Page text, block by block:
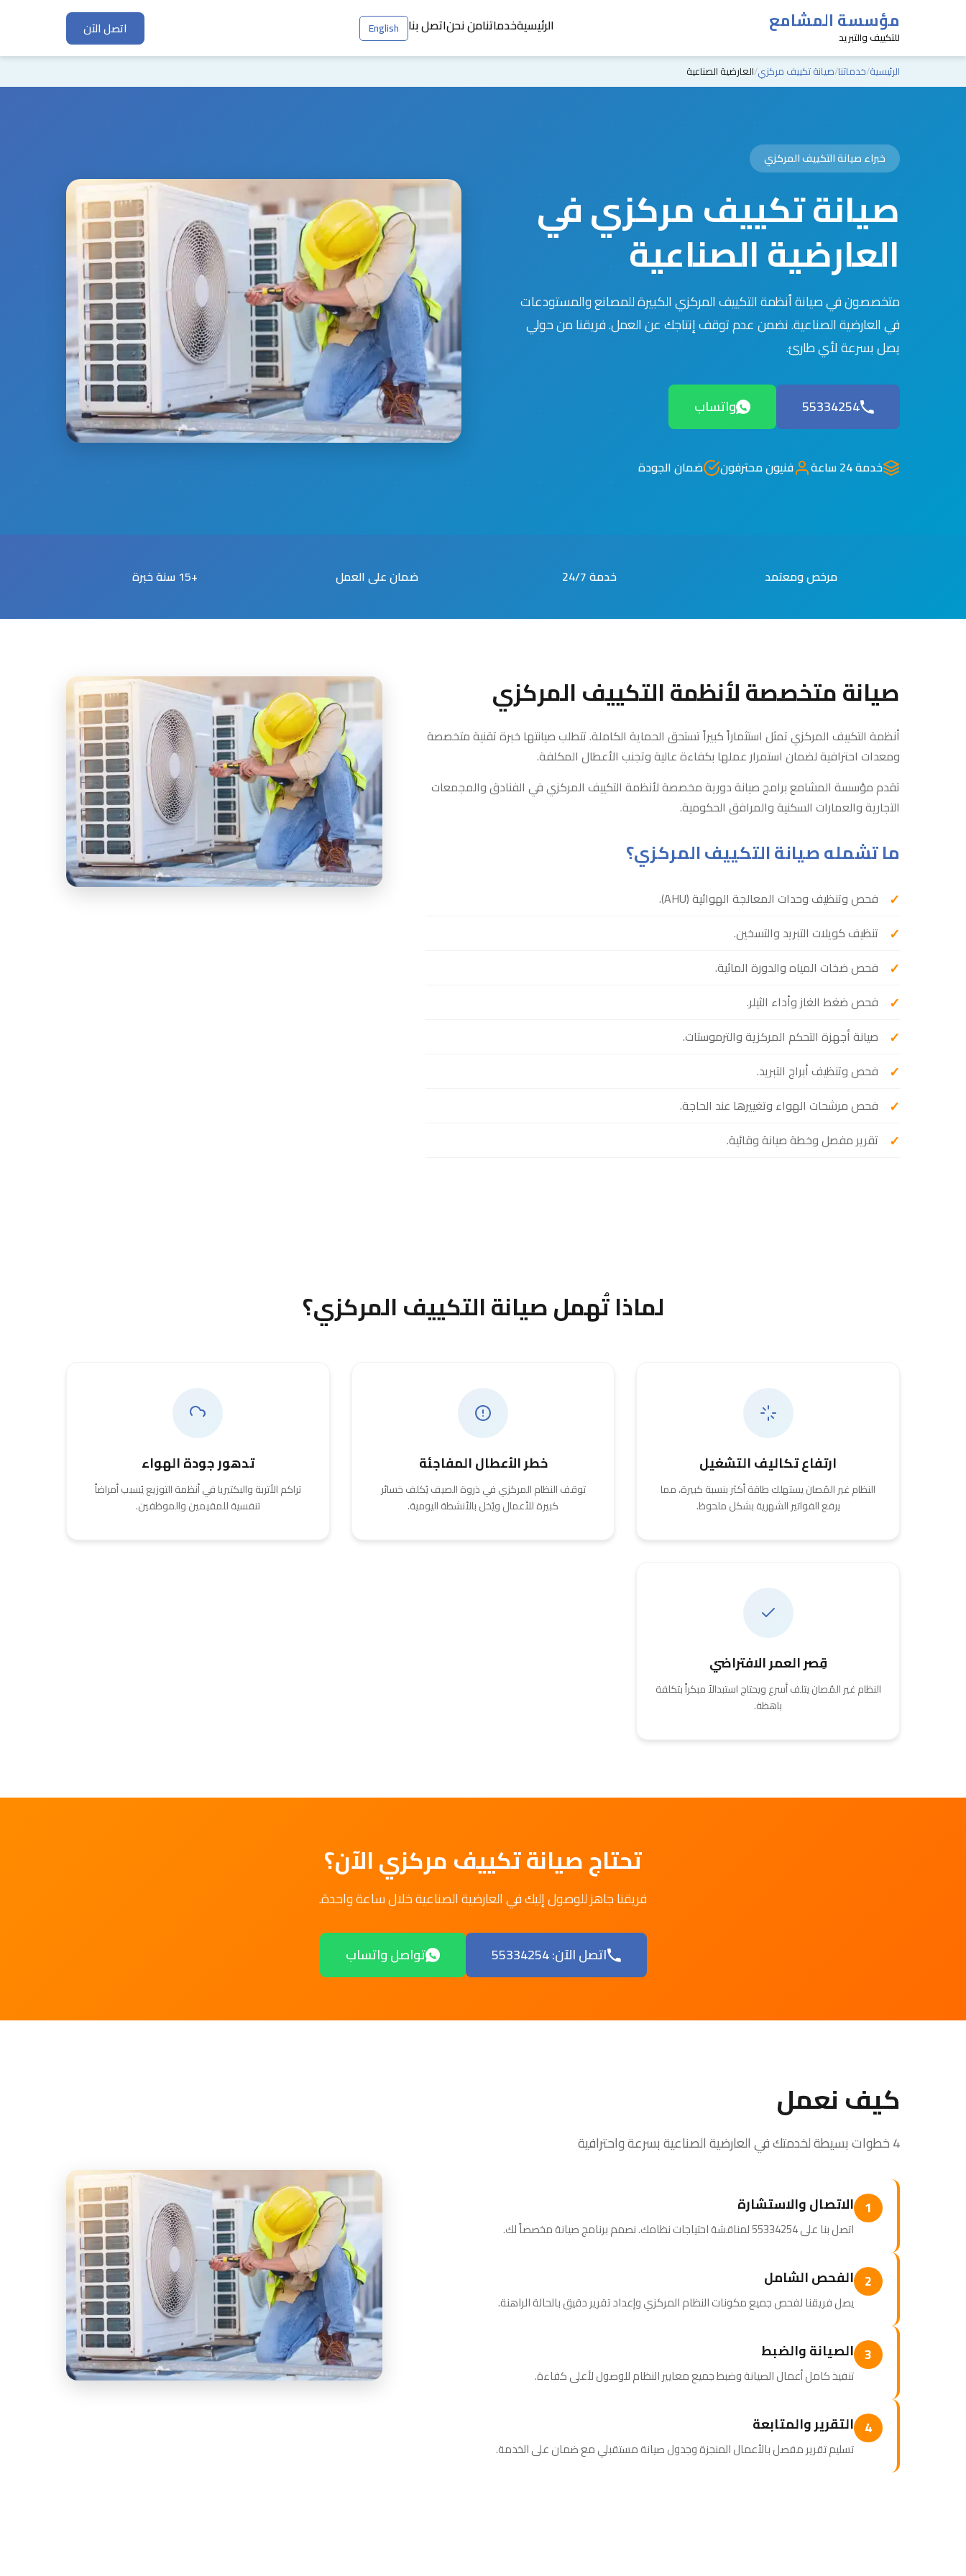
مؤسسة المشامع
للتكييف والتبريد
الرئيسيةخدماتنامن نحناتصل بنا English اتصل الآن
الرئيسية خدماتنا صيانة تكييف مركزي العارضية الصناعية
خبراء صيانة التكييف المركزي
صيانة تكييف مركزي في
العارضية الصناعية
متخصصون في صيانة أنظمة التكييف المركزي الكبيرة للمصانع والمستودعات
في العارضية الصناعية. نضمن عدم توقف إنتاجك عن العمل. فريقنا من حولي
يصل بسرعة لأي طارئ.
55334254 واتساب
خدمة 24 ساعة فنيون محترفون ضمان الجودة
مرخص ومعتمد خدمة 24/7 ضمان على العمل +15 سنة خبرة
صيانة متخصصة لأنظمة التكييف المركزي
أنظمة التكييف المركزي تمثل استثماراً كبيراً تستحق الحماية الكاملة. تتطلب صيانتها خبرة تقنية متخصصة
ومعدات احترافية لضمان استمرار عملها بكفاءة عالية وتجنب الأعطال المكلفة.
تقدم مؤسسة المشامع برامج صيانة دورية مخصصة لأنظمة التكييف المركزي في الفنادق والمجمعات
التجارية والعمارات السكنية والمرافق الحكومية.
ما تشمله صيانة التكييف المركزي؟
فحص وتنظيف وحدات المعالجة الهوائية (AHU).
تنظيف كويلات التبريد والتسخين.
فحص ضخات المياه والدورة المائية.
فحص ضغط الغاز وأداء الثيلر.
صيانة أجهزة التحكم المركزية والترموستات.
فحص وتنظيف أبراج التبريد.
فحص مرشحات الهواء وتغييرها عند الحاجة.
تقرير مفصل وخطة صيانة وقائية.
لماذا تُهمل صيانة التكييف المركزي؟
ارتفاع تكاليف التشغيل
النظام غير المُصان يستهلك طاقة أكثر بنسبة كبيرة، مما
يرفع الفواتير الشهرية بشكل ملحوظ.
خطر الأعطال المفاجئة
توقف النظام المركزي في ذروة الصيف يُكلف خسائر
كبيرة للأعمال ويُخل بالأنشطة اليومية.
تدهور جودة الهواء
تراكم الأتربة والبكتيريا في أنظمة التوزيع يُسبب أمراضاً
تنفسية للمقيمين والموظفين.
قِصر العمر الافتراضي
النظام غير المُصان يتلف أسرع ويحتاج استبدالاً مبكراً بتكلفة
باهظة.
تحتاج صيانة تكييف مركزي الآن؟
فريقنا جاهز للوصول إليك في العارضية الصناعية خلال ساعة واحدة.
اتصل الآن: 55334254 تواصل واتساب
كيف نعمل
4 خطوات بسيطة لخدمتك في العارضية الصناعية بسرعة واحترافية
1 الاتصال والاستشارة
اتصل بنا على 55334254 لمناقشة احتياجات نظامك. نصمم برنامج صيانة مخصصاً لك.
2 الفحص الشامل
يصل فريقنا لفحص جميع مكونات النظام المركزي وإعداد تقرير دقيق بالحالة الراهنة.
3 الصيانة والضبط
تنفيذ كامل أعمال الصيانة وضبط جميع معايير النظام للوصول لأعلى كفاءة.
4 التقرير والمتابعة
تسليم تقرير مفصل بالأعمال المنجزة وجدول صيانة مستقبلي مع ضمان على الخدمة.